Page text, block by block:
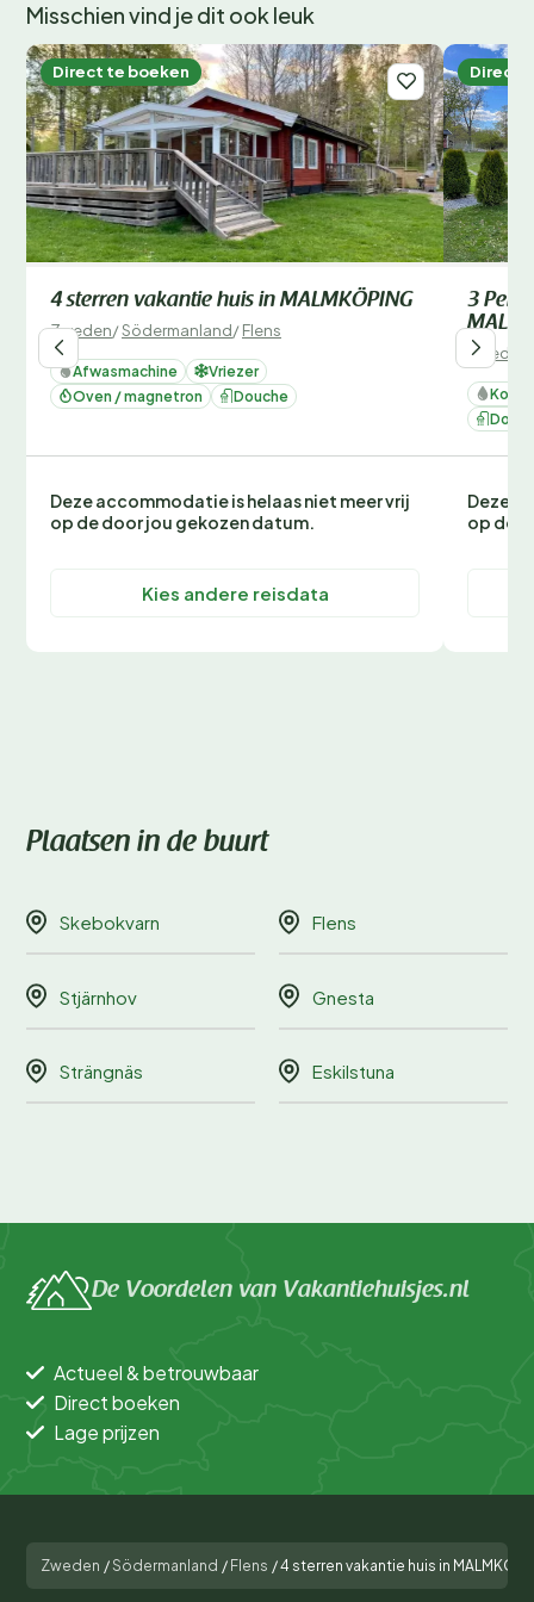
Misschien vind je dit ook leuk
Direct te boeken
4 sterren vakantie huis in MALMKÖPING
Zweden/Södermanland/Flens
Afwasmachine
Vriezer
Oven / magnetron
Douche
Deze accommodatie is helaas niet meer vrij
op de door jou gekozen datum.
Kies andere reisdata
Direct
3
Zweden
Deze
op de
Plaatsen in de buurt
Skebokvarn Flens
Stjärnhov Gnesta
Strängnäs Eskilstuna
De Voordelen van Vakantiehuisjes.nl
Actueel & betrouwbaar
Direct boeken
Lage prijzen
Zweden /Södermanland / Flens /4 sterren vakantie huis in